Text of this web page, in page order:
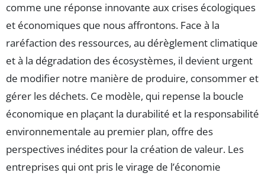
comme une réponse innovante aux crises écologiques
et économiques que nous affrontons. Face à la
raréfaction des ressources, au dérèglement climatique
et à la dégradation des écosystèmes, il devient urgent
de modifier notre manière de produire, consommer et
gérer les déchets. Ce modèle, qui repense la boucle
économique en plaçant la durabilité et la responsabilité
environnementale au premier plan, offre des
perspectives inédites pour la création de valeur. Les
entreprises qui ont pris le virage de l’économie